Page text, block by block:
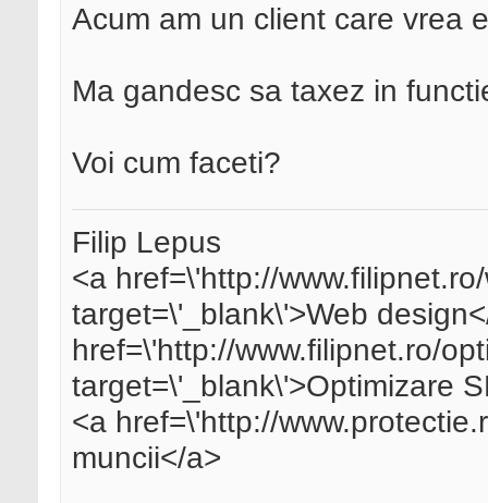
Acum am un client care vrea
Ma gandesc sa taxez in
Voi cum faceti?
Filip Lepus
<a href=\'http://
target=\'_blank\'>Web
href=\'http://www.filipnet.ro/
target=\'_blank\'>Optimizare
<a href=\'http://
muncii</a>